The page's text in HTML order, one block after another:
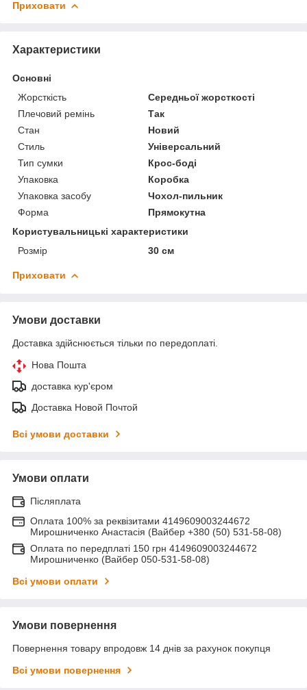
Приховати
Характеристики
Основні
Жорсткість
Середньої жорсткості
Плечовий ремінь
Так
Стан
Новий
Стиль
Універсальний
Тип сумки
Крос-боді
Упаковка
Коробка
Упаковка засобу
Чохол-пильник
Форма
Прямокутна
Користувальницькі характеристики
Розмір
30 см
Приховати
Умови доставки
Доставка здійснюється тільки по передоплаті.
Нова Пошта
доставка кур'єром
Доставка Новой Почтой
Всі умови доставки
Умови оплати
Післяплата
Оплата 100% за реквізитами 4149609003244672
Мирошниченко Анастасія (Вайбер +380 (50) 531-58-08)
Оплата по передплаті 150 грн 4149609003244672
Мирошниченко (Вайбер 050-531-58-08)
Всі умови оплати
Умови повернення
Повернення товару впродовж 14 днів за рахунок покупця
Всі умови повернення